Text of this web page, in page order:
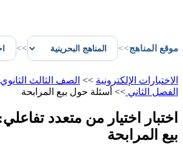
موقع المناهج>>
>>
الاختبارات الإلكترونية >> الصف الثالث الثانوي
الفصل الثاني >> أسئلة حول بيع المرابحة
اختبار اختيار من متعدد
بيع المرابحة